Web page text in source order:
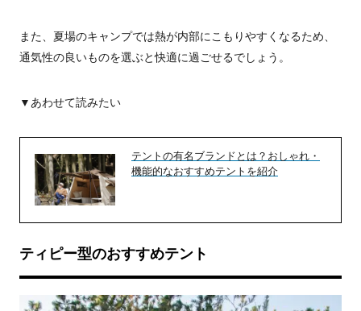
また、夏場のキャンプでは熱が内部にこもりやすくなるため、
通気性の良いものを選ぶと快適に過ごせるでしょう。
▼あわせて読みたい
テントの有名ブランドとは？おしゃれ・
機能的なおすすめテントを紹介
ティピー型のおすすめテント